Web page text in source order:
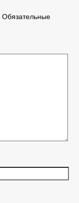
Обязательные